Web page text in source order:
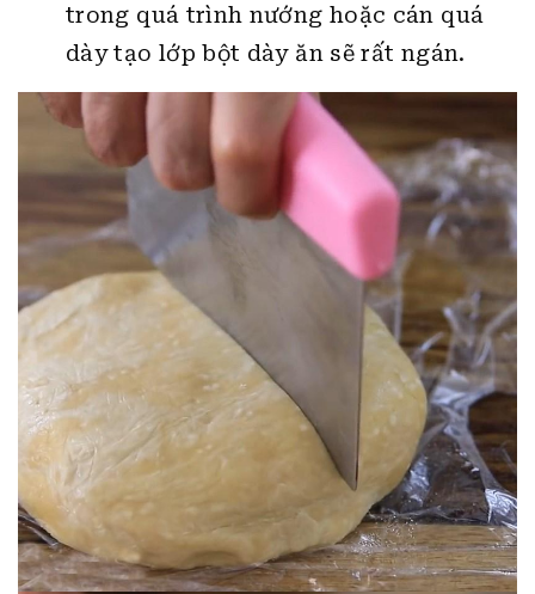
trong quá trình nướng hoặc cán quá
dày tạo lớp bột dày ăn sẽ rất ngán.